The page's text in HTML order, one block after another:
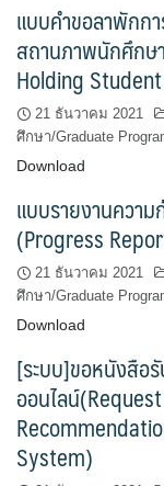
แบบคำขอลาพักก
สถานภาพนักศึกษ
Holding
21 ธันวาคม 2021
ศึกษา/Graduate
Download
แบบรายงานควา
(Progress
21 ธันวาคม 2021
ศึกษา/Graduate
Download
[ระบบ]ขอหนังสือ
ออนไลน์
System)